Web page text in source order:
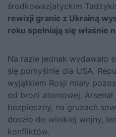
środkowazjatyckim
rewizji granic z Ukrainą
roku spełniają się właśnie
Na razie jednak wydawało
się pomyślnie dla USA.
wyjątkiem Rosji miały
od broni atomowej. Arsenał
bezpieczny, na gruzach
doszło do wielkiej wojny,
konfliktów.